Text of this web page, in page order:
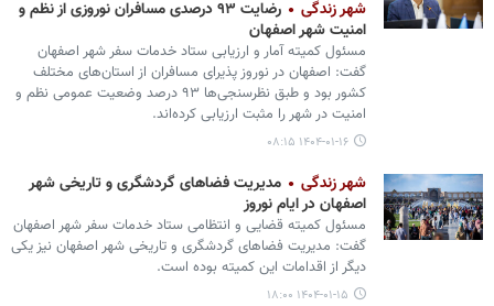
شهر زندگی
رضایت ۹۳ درصدی مسافران نوروزی از نظم و
امنیت شهر اصفهان
مسئول کمیته آمار و ارزیابی ستاد خدمات سفر شهر اصفهان
گفت: اصفهان در نوروز پذیرای مسافران از استان‌های مختلف
کشور بود و طبق نظرسنجی‌ها ۹۳ درصد وضعیت عمومی نظم و
امنیت در شهر را مثبت ارزیابی کرده‌اند.
۱۴۰۴-۰۱-۱۶ ۰۸:۱۵
شهر زندگی
مدیریت فضاهای گردشگری و تاریخی شهر
اصفهان در ایام نوروز
مسئول کمیته قضایی و انتظامی ستاد خدمات سفر شهر اصفهان
گفت: مدیریت فضاهای گردشگری و تاریخی شهر اصفهان نیز یکی
دیگر از اقدامات این کمیته بوده است.
۱۴۰۴-۰۱-۱۵ ۱۸:۰۰